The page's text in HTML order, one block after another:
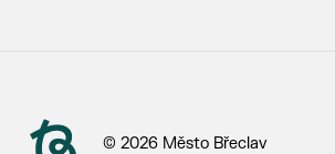
© 2026 Město Břeclav